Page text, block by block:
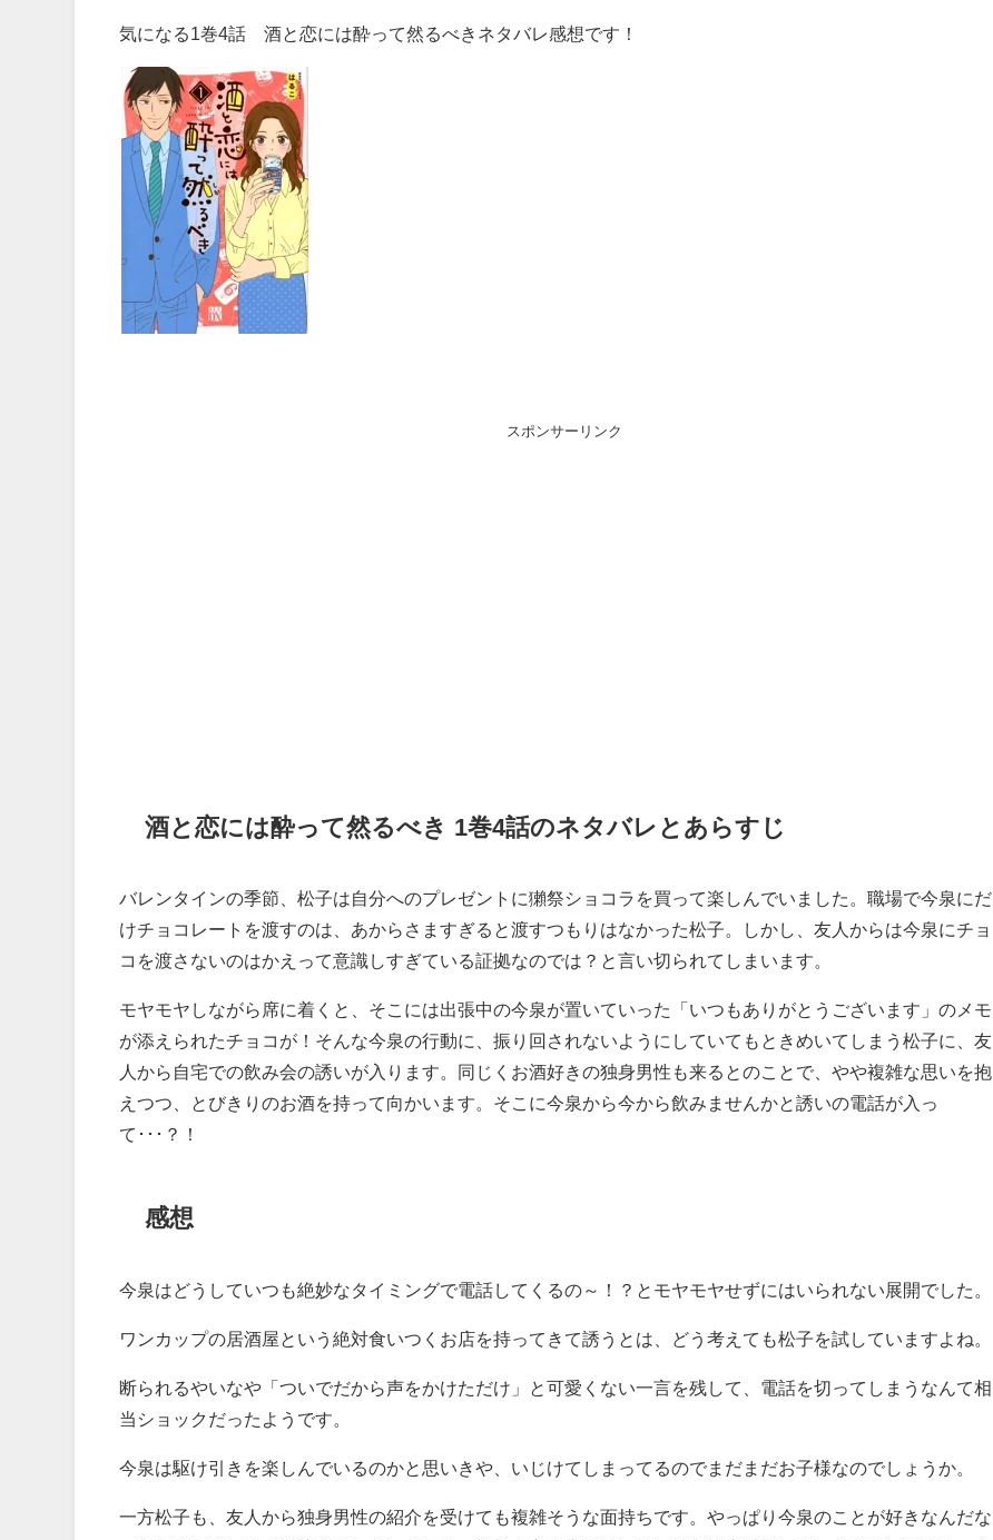
気になる1巻4話 酒と恋には酔って然るべきネタバレ感想です！
スポンサーリンク
酒と恋には酔って然るべき 1巻4話のネタバレとあらすじ
バレンタインの季節、松子は自分へのプレゼントに獺祭ショコラを買って楽しんでいました。職場で今泉にだ
けチョコレートを渡すのは、あからさますぎると渡すつもりはなかった松子。しかし、友人からは今泉にチョ
コを渡さないのはかえって意識しすぎている証拠なのでは？と言い切られてしまいます。
モヤモヤしながら席に着くと、そこには出張中の今泉が置いていった「いつもありがとうございます」のメモ
が添えられたチョコが！そんな今泉の行動に、振り回されないようにしていてもときめいてしまう松子に、友
人から自宅での飲み会の誘いが入ります。同じくお酒好きの独身男性も来るとのことで、やや複雑な思いを抱
えつつ、とびきりのお酒を持って向かいます。そこに今泉から今から飲みませんかと誘いの電話が入っ
て･･･？！
感想
今泉はどうしていつも絶妙なタイミングで電話してくるの～！？とモヤモヤせずにはいられない展開でした。
ワンカップの居酒屋という絶対食いつくお店を持ってきて誘うとは、どう考えても松子を試していますよね。
断られるやいなや「ついでだから声をかけただけ」と可愛くない一言を残して、電話を切ってしまうなんて相
当ショックだったようです。
今泉は駆け引きを楽しんでいるのかと思いきや、いじけてしまってるのでまだまだお子様なのでしょうか。
一方松子も、友人から独身男性の紹介を受けても複雑そうな面持ちです。やっぱり今泉のことが好きなんだな